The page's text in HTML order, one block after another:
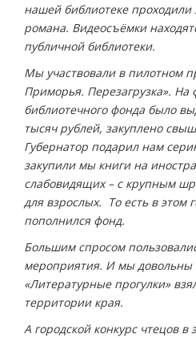
нашей библиотеке проходили
романа. Видеосъёмки
публичной библиотеки.
Мы участвовали в пилотном
Приморья. Перезагрузка».
библиотечного фонда было
тысяч рублей, закуплено
Губернатор подарил нам
закупили мы книги на
слабовидящих – с крупным
для взрослых. То есть в этом
пополнился фонд.
Большим спросом
мероприятия. И мы довольны
«Литературные прогулки»
территории края.
А городской конкурс чтецов в